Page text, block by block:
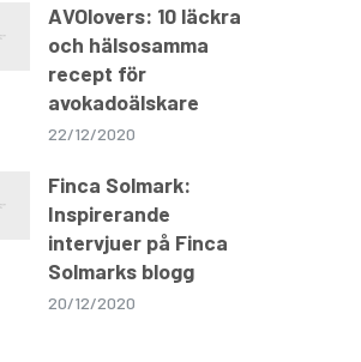
AVOlovers: 10 läckra
och hälsosamma
recept för
avokadoälskare
22/12/2020
Finca Solmark:
Inspirerande
intervjuer på Finca
Solmarks blogg
20/12/2020